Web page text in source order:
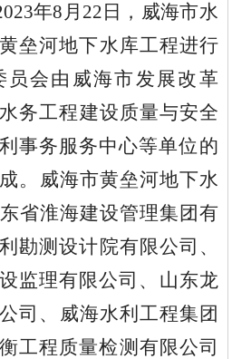
3年8 月 22 日 ， 威海市水
黄垒河地下水库工程进行
员会由威海市发展改革
务工程建设质量与安全
事务服务中心等单位的
。 威海市黄垒河地下水
省淮海建设管理集团有
勘测设计院有限公司、
监理有限公司、 山东龙
司、 威海水利工程集团
工程质量检测有限公司